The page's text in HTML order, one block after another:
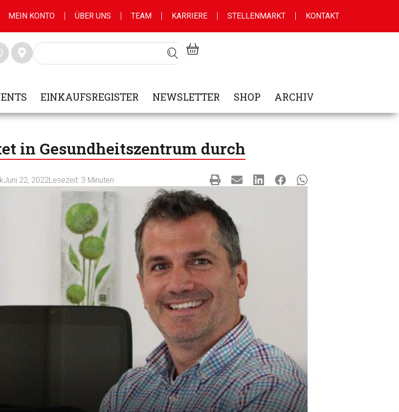
MEIN KONTO ÜBER UNS TEAM KARRIERE STELLENMARKT KONTAKT
EINKAUFSREGISTER NEWSLETTER SHOP ARCHIV
in Gesundheitszentrum durch
Juni 22, 2022Lesezeit: 3 Minuten